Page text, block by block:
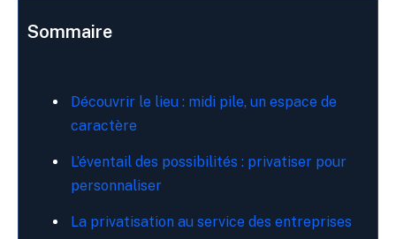
Sommaire
Découvrir le lieu : midi pile, un espace de
caractère
L’éventail des possibilités : privatiser pour
personnaliser
La privatisation au service des entreprises